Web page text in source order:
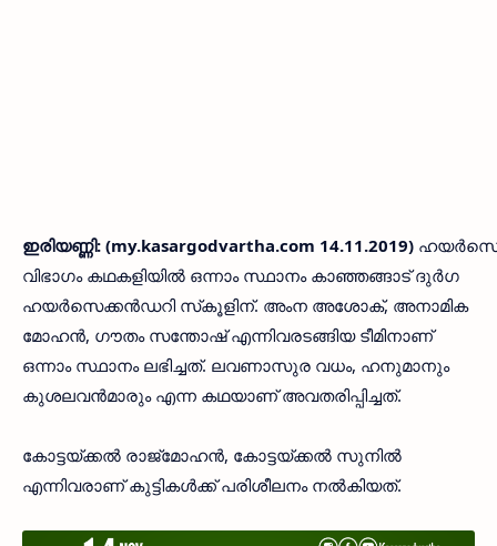
ഇരിയണ്ണി: (my.kasargodvartha.com 14.11.2019)
വിഭാഗം കഥകളിയില്‍ ഒന്നാം സ്ഥാനം കാഞ്ഞങ്ങാട് ദുര്‍ഗ
ഹയര്‍സെക്കന്‍ഡറി സ്‌കൂളിന്. അംന അശോക്, അനാമിക
മോഹന്‍, ഗൗതം സന്തോഷ് എന്നിവരടങ്ങിയ ടീമിനാണ്
ഒന്നാം സ്ഥാനം ലഭിച്ചത്. ലവണാസുര വധം, ഹനുമാനും
കുശലവന്‍മാരും എന്ന കഥയാണ് അവതരിപ്പിച്ചത്.
കോട്ടയ്ക്കല്‍ രാജ്മോഹന്‍, കോട്ടയ്ക്കല്‍ സുനില്‍
എന്നിവരാണ് കുട്ടികള്‍ക്ക് പരിശീലനം നല്‍കിയത്.